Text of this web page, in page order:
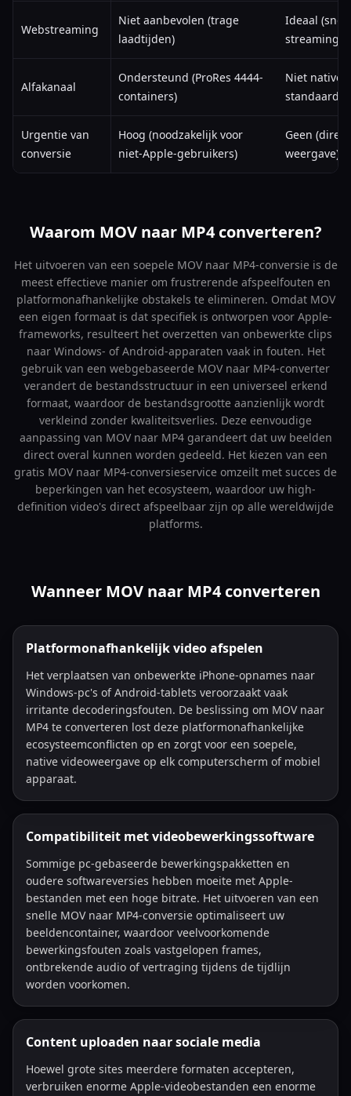
Webstreaming
Niet aanbevolen (trage
laadtijden)
Ideaal
streaming)
Alfakanaal
Ondersteund (ProRes 4444-
containers)
Niet native
standaard
Urgentie van
conversie
Hoog (noodzakelijk voor
niet-Apple-gebruikers)
Geen
weergave)
Waarom MOV naar MP4 converteren?
Het uitvoeren van een soepele MOV naar MP4-conversie is de
meest effectieve manier om frustrerende afspeelfouten en
platformonafhankelijke obstakels te elimineren. Omdat MOV
een eigen formaat is dat specifiek is ontworpen voor Apple-
frameworks, resulteert het overzetten van onbewerkte clips
naar Windows- of Android-apparaten vaak in fouten. Het
gebruik van een webgebaseerde MOV naar MP4-converter
verandert de bestandsstructuur in een universeel erkend
formaat, waardoor de bestandsgrootte aanzienlijk wordt
verkleind zonder kwaliteitsverlies. Deze eenvoudige
aanpassing van MOV naar MP4 garandeert dat uw beelden
direct overal kunnen worden gedeeld. Het kiezen van een
gratis MOV naar MP4-conversieservice omzeilt met succes de
beperkingen van het ecosysteem, waardoor uw high-
definition video's direct afspeelbaar zijn op alle wereldwijde
platforms.
Wanneer MOV naar MP4 converteren
Platformonafhankelijk video afspelen
Het verplaatsen van onbewerkte iPhone-opnames naar
Windows-pc's of Android-tablets veroorzaakt vaak
irritante decoderingsfouten. De beslissing om MOV naar
MP4 te converteren lost deze platformonafhankelijke
ecosysteemconflicten op en zorgt voor een soepele,
native videoweergave op elk computerscherm of mobiel
apparaat.
Compatibiliteit met videobewerkingssoftware
Sommige pc-gebaseerde bewerkingspakketten en
oudere softwareversies hebben moeite met Apple-
bestanden met een hoge bitrate. Het uitvoeren van een
snelle MOV naar MP4-conversie optimaliseert uw
beeldencontainer, waardoor veelvoorkomende
bewerkingsfouten zoals vastgelopen frames,
ontbrekende audio of vertraging tijdens de tijdlijn
worden voorkomen.
Content uploaden naar sociale media
Hoewel grote sites meerdere formaten accepteren,
verbruiken enorme Apple-videobestanden een enorme